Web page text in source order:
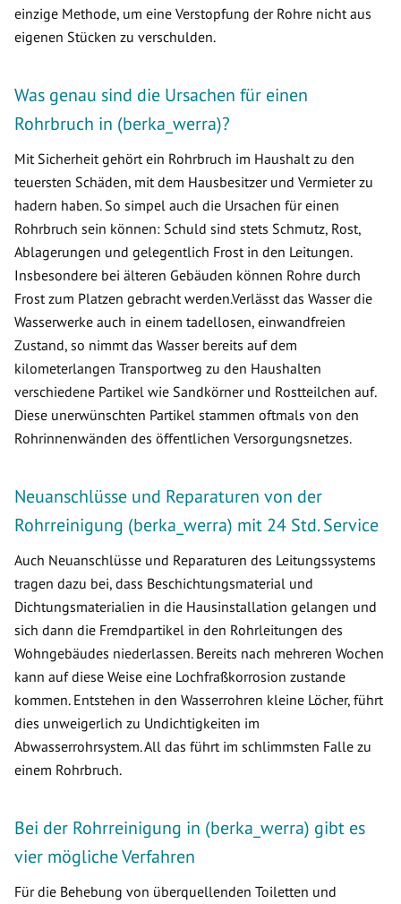
einzige Methode, um eine Verstopfung der Rohre nicht aus
eigenen Stücken zu verschulden.
Was genau sind die Ursachen für einen
Rohrbruch in (berka_werra)?
Mit Sicherheit gehört ein Rohrbruch im Haushalt zu den
teuersten Schäden, mit dem Hausbesitzer und Vermieter zu
hadern haben. So simpel auch die Ursachen für einen
Rohrbruch sein können: Schuld sind stets Schmutz, Rost,
Ablagerungen und gelegentlich Frost in den Leitungen.
Insbesondere bei älteren Gebäuden können Rohre durch
Frost zum Platzen gebracht werden.Verlässt das Wasser die
Wasserwerke auch in einem tadellosen, einwandfreien
Zustand, so nimmt das Wasser bereits auf dem
kilometerlangen Transportweg zu den Haushalten
verschiedene Partikel wie Sandkörner und Rostteilchen auf.
Diese unerwünschten Partikel stammen oftmals von den
Rohrinnenwänden des öffentlichen Versorgungsnetzes.
Neuanschlüsse und Reparaturen von der
Rohrreinigung (berka_werra) mit 24 Std. Service
Auch Neuanschlüsse und Reparaturen des Leitungssystems
tragen dazu bei, dass Beschichtungsmaterial und
Dichtungsmaterialien in die Hausinstallation gelangen und
sich dann die Fremdpartikel in den Rohrleitungen des
Wohngebäudes niederlassen. Bereits nach mehreren Wochen
kann auf diese Weise eine Lochfraßkorrosion zustande
kommen. Entstehen in den Wasserrohren kleine Löcher, führt
dies unweigerlich zu Undichtigkeiten im
Abwasserrohrsystem. All das führt im schlimmsten Falle zu
einem Rohrbruch.
Bei der Rohrreinigung in (berka_werra) gibt es
vier mögliche Verfahren
Für die Behebung von überquellenden Toiletten und